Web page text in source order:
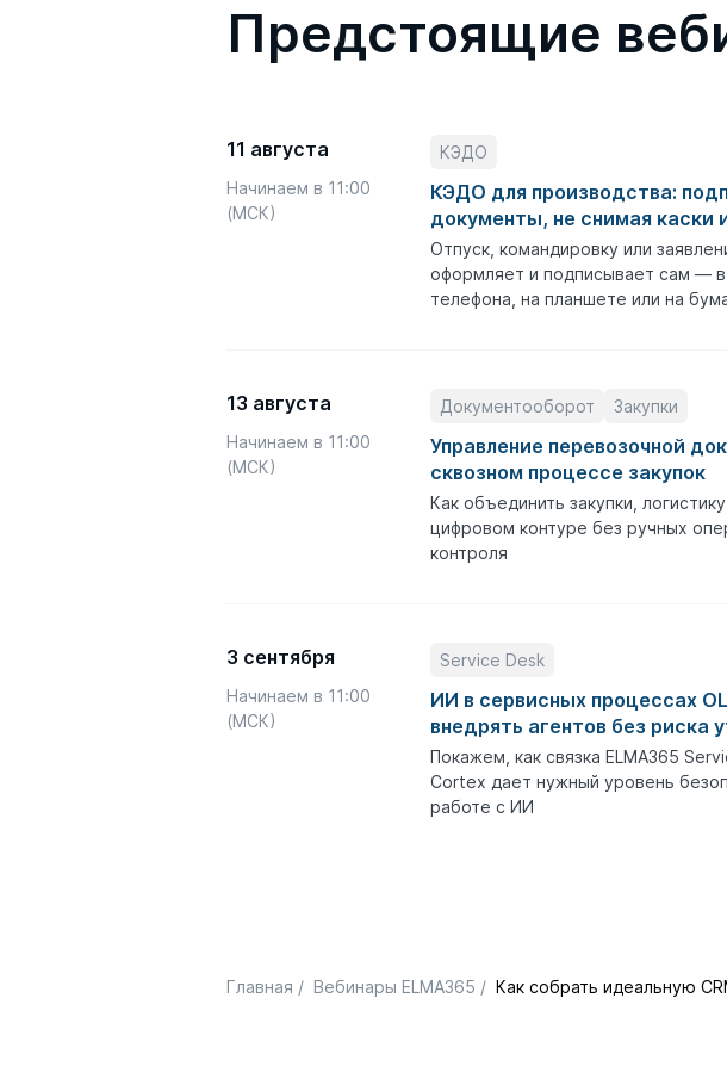
Предстоящие
11 августа
Начинаем в 11:00
(МСК)
КЭДО
КЭДО для производства:
документы, не снимая каски
Отпуск, командировку или
оформляет и подписывает сам — в
телефона, на планшете или на
13 августа
Начинаем в 11:00
(МСК)
Документооборот Закупки
Управление перевозочной
сквозном процессе закупок
Как объединить закупки,
цифровом контуре без ручных
контроля
3 сентября
Начинаем в 11:00
(МСК)
Service Desk
ИИ в сервисных процессах
внедрять агентов без риска
Покажем, как связка ELMA365
Cortex дает нужный уровень
работе с ИИ
Главная / Вебинары ELMA365 / Как собрать идеальную